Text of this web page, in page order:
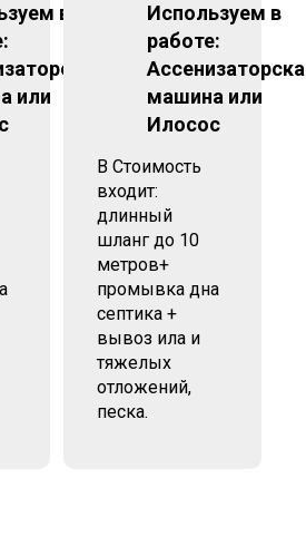
в
или
Используем в
работе:
машина или
Илосос
В Стоимость
входит:
длинный
шланг до 10
метров+
промывка дна
септика +
вывоз ила и
тяжелых
отложений,
песка.